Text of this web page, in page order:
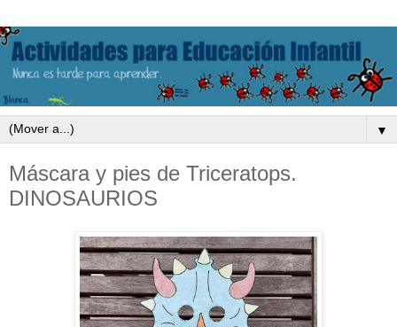
▼
Máscara y pies de Triceratops.
DINOSAURIOS